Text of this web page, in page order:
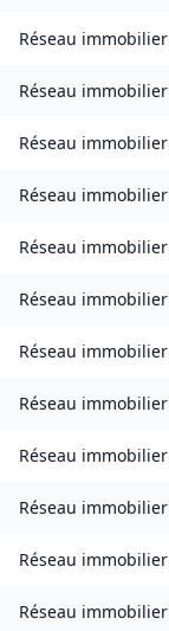
Réseau immobilier
Réseau immobilier
Réseau immobilier
Réseau immobilier
Réseau immobilier
Réseau immobilier
Réseau immobilier
Réseau immobilier
Réseau immobilier
Réseau immobilier
Réseau immobilier
Réseau immobilier